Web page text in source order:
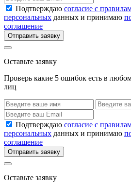
Подтверждаю согласие с
персональных данных и принимаю
соглашение
Отправить заявку
Оставьте заявку
Проверь какие 5 ошибок есть в
лиц
Подтверждаю согласие с
персональных данных и принимаю
соглашение
Отправить заявку
Оставьте заявку